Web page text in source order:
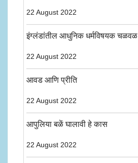
22 August 2022
इंग्लंडांतील आधुनिक धर्मविषयक चळवळ
22 August 2022
आवड आणि प्रीति
22 August 2022
आपुलिया बळें घालावी हे कास
22 August 2022